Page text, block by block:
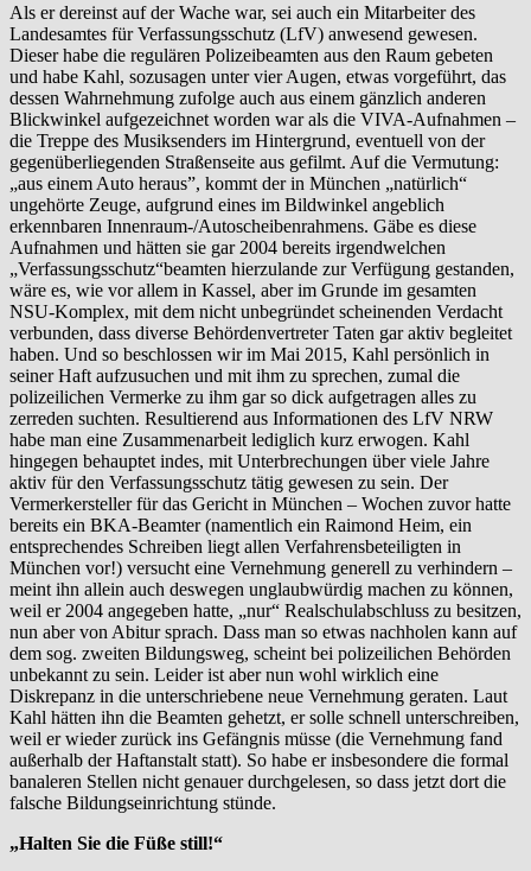
Als er dereinst auf der Wache war, sei auch ein Mitarbeiter des
Landesamtes für Verfassungsschutz (LfV) anwesend gewesen.
Dieser habe die regulären Polizeibeamten aus den Raum gebeten
und habe Kahl, sozusagen unter vier Augen, etwas vorgeführt, das
dessen Wahrnehmung zufolge auch aus einem gänzlich anderen
Blickwinkel aufgezeichnet worden war als die VIVA-Aufnahmen –
die Treppe des Musiksenders im Hintergrund, eventuell von der
gegenüberliegenden Straßenseite aus gefilmt. Auf die Vermutung:
„aus einem Auto heraus”, kommt der in München „natürlich“
ungehörte Zeuge, aufgrund eines im Bildwinkel angeblich
erkennbaren Innenraum-/Autoscheibenrahmens. Gäbe es diese
Aufnahmen und hätten sie gar 2004 bereits irgendwelchen
„Verfassungsschutz“beamten hierzulande zur Verfügung gestanden,
wäre es, wie vor allem in Kassel, aber im Grunde im gesamten
NSU-Komplex, mit dem nicht unbegründet scheinenden Verdacht
verbunden, dass diverse Behördenvertreter Taten gar aktiv begleitet
haben. Und so beschlossen wir im Mai 2015, Kahl persönlich in
seiner Haft aufzusuchen und mit ihm zu sprechen, zumal die
polizeilichen Vermerke zu ihm gar so dick aufgetragen alles zu
zerreden suchten. Resultierend aus Informationen des LfV NRW
habe man eine Zusammenarbeit lediglich kurz erwogen. Kahl
hingegen behauptet indes, mit Unterbrechungen über viele Jahre
aktiv für den Verfassungsschutz tätig gewesen zu sein. Der
Vermerkersteller für das Gericht in München – Wochen zuvor hatte
bereits ein BKA-Beamter (namentlich ein Raimond Heim, ein
entsprechendes Schreiben liegt allen Verfahrensbeteiligten in
München vor!) versucht eine Vernehmung generell zu verhindern –
meint ihn allein auch deswegen unglaubwürdig machen zu können,
weil er 2004 angegeben hatte, „nur“ Realschulabschluss zu besitzen,
nun aber von Abitur sprach. Dass man so etwas nachholen kann auf
dem sog. zweiten Bildungsweg, scheint bei polizeilichen Behörden
unbekannt zu sein. Leider ist aber nun wohl wirklich eine
Diskrepanz in die unterschriebene neue Vernehmung geraten. Laut
Kahl hätten ihn die Beamten gehetzt, er solle schnell unterschreiben,
weil er wieder zurück ins Gefängnis müsse (die Vernehmung fand
außerhalb der Haftanstalt statt). So habe er insbesondere die formal
banaleren Stellen nicht genauer durchgelesen, so dass jetzt dort die
falsche Bildungseinrichtung stünde.
„Halten Sie die Füße still!“